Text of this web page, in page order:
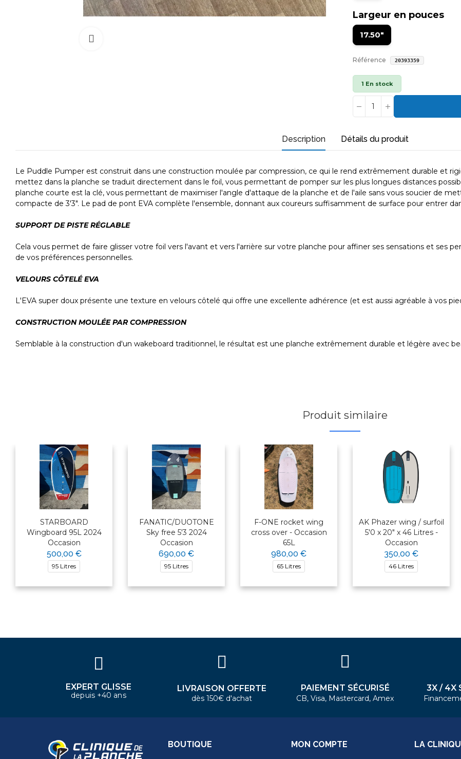
Largeur en pouces
17.50"
Référence 20393359
1 En stock
Description Détails du produit
Le Puddle Pumper est construit dans une construction moulée par compression, ce qui le rend extrêmement durable et
mettez dans la planche se traduit directement dans le foil, vous permettant de pomper sur les plus longues distances
planche courte est la clé, vous permettant de maximiser l'angle d'attaque de la planche et de l'aile sans vous soucier de
compacte de 3'3". Le pad de pont EVA complète l'ensemble, donnant aux coureurs suffisamment de surface pour entrer
SUPPORT DE PISTE RÉGLABLE
Cela vous permet de faire glisser votre foil vers l'avant et vers l'arrière sur votre planche pour affiner ses sensations et ses
de vos préférences personnelles.
VELOURS CÔTELÉ EVA
L'EVA super doux présente une texture en velours côtelé qui offre une excellente adhérence (et est aussi agréable à vos
CONSTRUCTION MOULÉE PAR COMPRESSION
Semblable à la construction d'un wakeboard traditionnel, le résultat est une planche extrêmement durable et légère avec
Produit similaire
STARBOARD
Wingboard 95L 2024
Occasion
500,00 €
95 Litres
FANATIC/DUOTONE
Sky free 5'3 2024
Occasion
690,00 €
95 Litres
F-ONE rocket wing
cross over - Occasion
65L
980,00 €
65 Litres
AK Phazer wing / surfoil
5'0 x 20" x 46 Litres -
Occasion
350,00 €
46 Litres
×
EXPERT GLISSE
depuis +40 ans
LIVRAISON OFFERTE
dès 150€ d'achat
PAIEMENT SÉCURISÉ
CB, Visa, Mastercard, Amex
3X / 4X
BOUTIQUE MON COMPTE LA